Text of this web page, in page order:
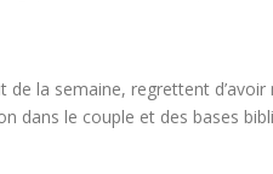
la semaine, regrettent d’avoir
dans le couple et des bases